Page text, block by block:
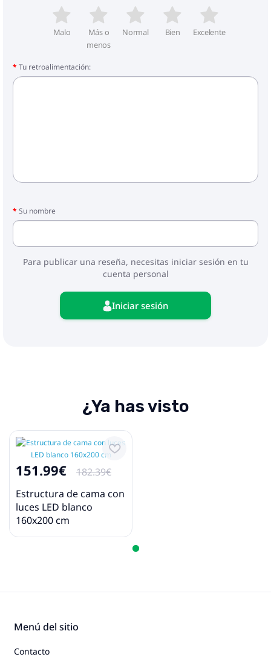
Malo
Más o
menos
Normal Bien Excelente
Tu retroalimentación:
Su nombre
Para publicar una reseña, necesitas iniciar sesión en tu
cuenta personal
Iniciar sesión
¿Ya has visto
151.99€
182.39€
Estructura de cama con
luces LED blanco
160x200 cm
Menú del sitio
Contacto